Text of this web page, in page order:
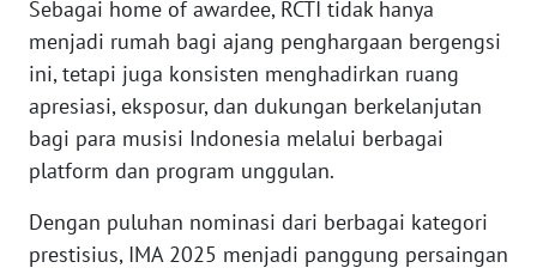
Sebagai home of awardee, RCTI tidak hanya
menjadi rumah bagi ajang penghargaan bergengsi
ini, tetapi juga konsisten menghadirkan ruang
apresiasi, eksposur, dan dukungan berkelanjutan
bagi para musisi Indonesia melalui berbagai
platform dan program unggulan.
Dengan puluhan nominasi dari berbagai kategori
prestisius, IMA 2025 menjadi panggung persaingan
KARIR
DISCLAIMER
Wahana
News
Regional
WN